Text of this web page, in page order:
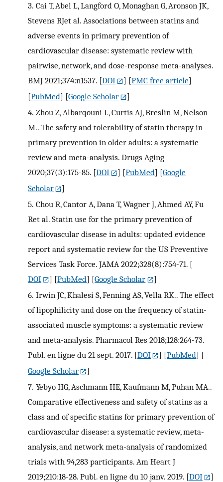
3. Cai T, Abel L, Langford O, Monaghan G, Aronson JK,
Stevens RJet al. Associations between statins and
adverse events in primary prevention of
cardiovascular disease: systematic review with
pairwise, network, and dose-response meta-analyses.
BMJ 2021;374:n1537. [DOI ] [PMC free article]
[PubMed] [Google Scholar
]
4. Zhou Z, Albarqouni L, Curtis AJ, Breslin M, Nelson
M.. The safety and tolerability of statin therapy in
primary prevention in older adults: a systematic
review and meta-analysis. Drugs Aging
2020;37(3):175-85. [DOI ] [PubMed] [Google
Scholar
]
5. Chou R, Cantor A, Dana T, Wagner J, Ahmed AY, Fu
Ret al. Statin use for the primary prevention of
cardiovascular disease in adults: updated evidence
report and systematic review for the US Preventive
Services Task Force. JAMA 2022;328(8):754-71. [
DOI
] [PubMed] [Google Scholar
]
6. Irwin JC, Khalesi S, Fenning AS, Vella RK.. The effect
of lipophilicity and dose on the frequency of statin-
associated muscle symptoms: a systematic review
and meta-analysis. Pharmacol Res 2018;128:264-73.
Publ. en ligne du 21 sept. 2017. [DOI ] [PubMed] [
Google Scholar
]
7. Yebyo HG, Aschmann HE, Kaufmann M, Puhan MA..
Comparative effectiveness and safety of statins as a
class and of specific statins for primary prevention of
cardiovascular disease: a systematic review, meta-
analysis, and network meta-analysis of randomized
trials with 94,283 participants. Am Heart J
2019;210:18-28. Publ. en ligne du 10 janv. 2019. [DOI
]